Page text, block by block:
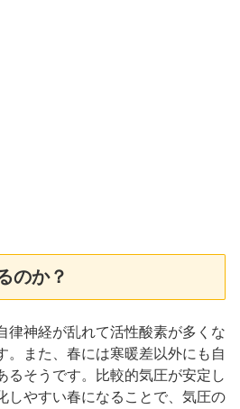
のか？
律神経が乱れて活性酸素が多くな
。また、春には寒暖差以外にも自
るそうです。比較的気圧が安定し
しやすい春になることで、気圧の